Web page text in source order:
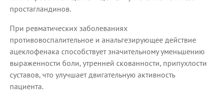
простагландинов.
При ревматических заболеваниях
противовоспалительное и анальгезирующее действие
ацеклофенака способствует значительному уменьшению
выраженности боли, утренней скованности, припухлости
суставов, что улучшает двигательную активность
пациента.